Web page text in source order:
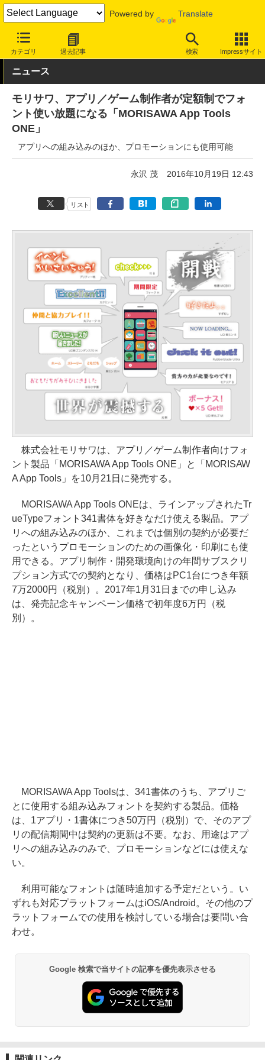
Powered by Translate
カテゴリ 過去記事 検索 Impressサイト
INTERNET Watch トピック
ニュース
モリサワ、アプリ／ゲーム制作者が定額制でフォ
ント使い放題になる「MORISAWA App Tools
ONE」
アプリへの組み込みのほか、プロモーションにも使用可能
永沢 茂 2016年10月19日 12:43
リスト
株式会社モリサワは、アプリ／ゲーム制作者向けフォ
ント製品「MORISAWA App Tools ONE」と「MORISAW
A App Tools」を10月21日に発売する。
MORISAWA App Tools ONEは、ラインアップされたTr
ueTypeフォント341書体を好きなだけ使える製品。アプ
リへの組み込みのほか、これまでは個別の契約が必要だ
ったというプロモーションのための画像化・印刷にも使
用できる。アプリ制作・開発環境向けの年間サブスクリ
プション方式での契約となり、価格はPC1台につき年額
7万2000円（税別）。2017年1月31日までの申し込み
は、発売記念キャンペーン価格で初年度6万円（税
別）。
MORISAWA App Toolsは、341書体のうち、アプリご
とに使用する組み込みフォントを契約する製品。価格
は、1アプリ・1書体につき50万円（税別）で、そのアプ
リの配信期間中は契約の更新は不要。なお、用途はアプ
リへの組み込みのみで、プロモーションなどには使えな
い。
利用可能なフォントは随時追加する予定だという。い
ずれも対応プラットフォームはiOS/Android。その他のプ
ラットフォームでの使用を検討している場合は要問い合
わせ。
Google 検索で当サイトの記事を優先表示させる